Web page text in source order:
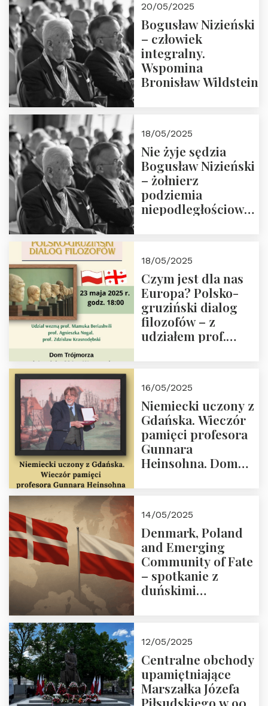
20/05/2025
Bogusław Nizieński
– człowiek
integralny.
Wspomina
Bronisław Wildstein
18/05/2025
Nie żyje sędzia
Bogusław Nizieński
– żołnierz
podziemia
niepodległościowego
społeczny, członek
Kapituły Nagrody
im. Prezydenta
Lecha
Kaczyńskiego.
Wielki autorytet.
18/05/2025
Czym jest dla nas
Europa? Polsko-
gruziński dialog
filozofów – z
udziałem prof.
Dom Trójmorza 23
maja 2025 r. godz.
18:00.
16/05/2025
Niemiecki uczony z
Gdańska. Wieczór
pamięci profesora
Gunnara
Heinsohna. Dom
14/05/2025
Denmark, Poland
and Emerging
Community of Fate
– spotkanie z
duńskimi
12/05/2025
Centralne obchody
upamiętniające
Marszałka Józefa
Piłsudskiego w 90.